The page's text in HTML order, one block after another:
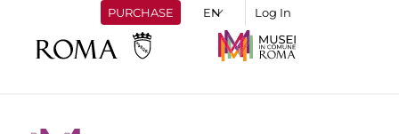
PURCHASE Log In